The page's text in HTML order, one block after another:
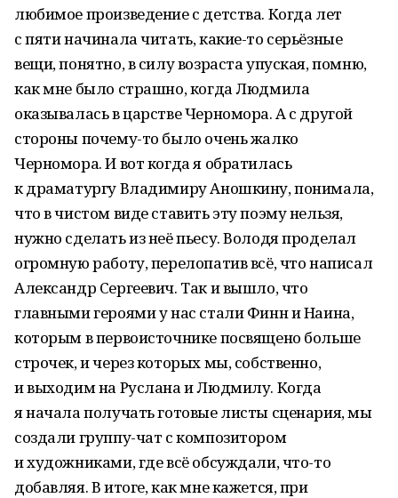
любимое произведение с детства. Когда лет
с пяти начинала читать, какие-то серьёзные
вещи, понятно, в силу возраста упуская, помню,
как мне было страшно, когда Людмила
оказывалась в царстве Черномора. А с другой
стороны почему-то было очень жалко
Черномора. И вот когда я обратилась
к драматургу Владимиру Аношкину, понимала,
что в чистом виде ставить эту поэму нельзя,
нужно сделать из неё пьесу. Володя проделал
огромную работу, перелопатив всё, что написал
Александр Сергеевич. Так и вышло, что
главными героями у нас стали Финн и Наина,
которым в первоисточнике посвящено больше
строчек, и через которых мы, собственно,
и выходим на Руслана и Людмилу. Когда
я начала получать готовые листы сценария, мы
создали группу-чат с композитором
и художниками, где всё обсуждали, что-то
добавляя. В итоге, как мне кажется, при